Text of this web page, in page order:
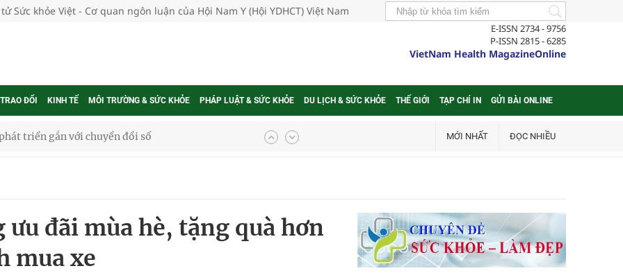
Sức khỏe Việt - Cơ quan ngôn luận của Hội Nam Y (Hội YDHCT) Việt Nam
E-ISSN 2734 - 9756
P-ISSN 2815 - 6285
VietNam Health MagazineOnline
ĐỔI KINH TẾ MÔI TRƯỜNG & SỨC KHỎE PHÁP LUẬT & SỨC KHỎE DU LỊCH & SỨC KHỎE THẾ GIỚI TẠP CHÍ IN GỬI BÀI ONLINE
triển gắn với chuyển đổi số
thuốc
MỚI NHẤT ĐỌC NHIỀU
đãi mùa hè, tặng quà hơn
mua xe